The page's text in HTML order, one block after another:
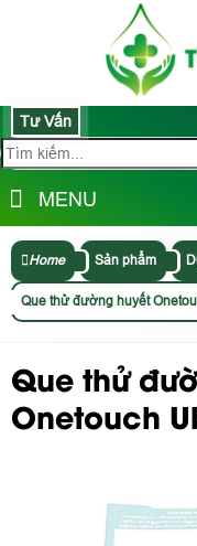
Tư Vấn
MENU
Home Sản phẩm
Que thử đường huyết
Que thử
Onetouch